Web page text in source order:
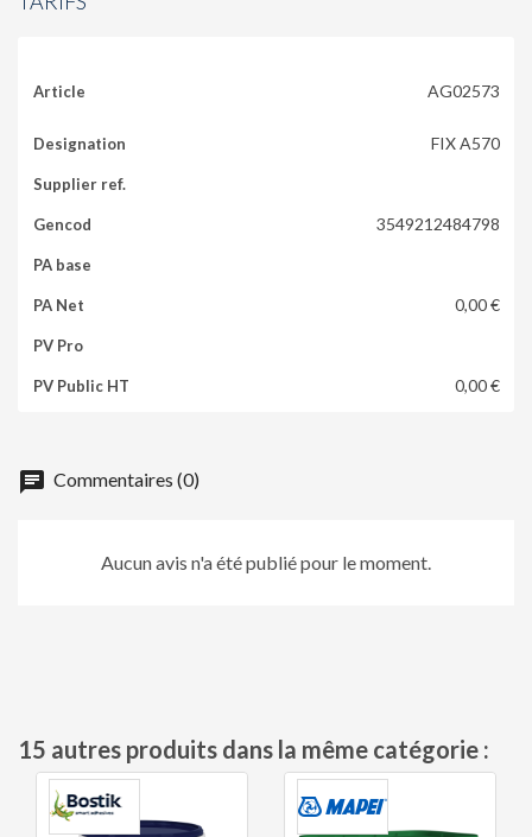
AG02573
FIX A570
3549212484798
0,00 €
0,00 €
chat Commentaires (0)
Aucun avis n'a été publié pour le moment.
15 autres produits dans la même catégorie :